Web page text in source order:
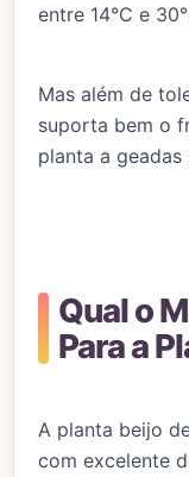
entre 14°C e
Mas além de
suporta bem o
planta a geadas
Qual o
Para a
A planta beijo
com excelente